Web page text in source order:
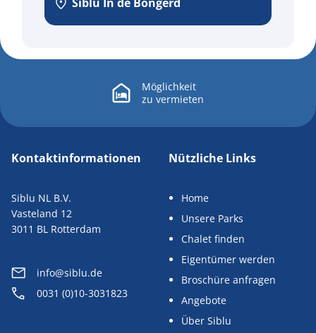
Möglichkeit
zu vermieten
Kontaktinformationen
Siblu NL B.V.
Vasteland 12
3011 BL Rotterdam
info@siblu.de
0031 (0)10-3031823
Nützliche Links
Home
Unsere Parks
Chalet finden
Eigentümer werden
Broschüre anfragen
Angebote
Über Siblu